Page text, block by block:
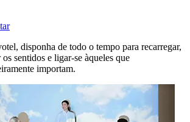
disponha de todo o tempo para recarregar,
os sentidos e ligar-se àqueles que
importam.